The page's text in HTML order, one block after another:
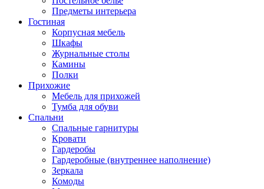
Предметы интерьера
Гостиная
Корпусная мебель
Шкафы
Журнальные столы
Камины
Полки
Прихожие
Мебель для прихожей
Тумба для обуви
Спальни
Спальные гарнитуры
Кровати
Гардеробы
Гардеробные (внутреннее наполнение)
Зеркала
Комоды